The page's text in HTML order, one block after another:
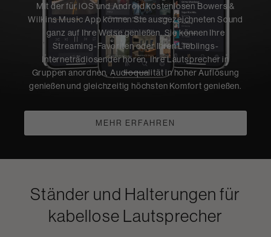
Mit der für iOS und Android kostenlosen Bowers &
Wilkins Music App können Sie ausgezeichneten Sound
ganz auf Ihre Weise genießen. Sie können Ihre
Streaming-Favoriten oder Ihren Lieblings-
Internetradiosender hören, Ihre Lautsprecher in
Gruppen anordnen, Audioqualität in hoher Auflösung
genießen und gleichzeitig höchsten Komfort genießen.
MEHR ERFAHREN
Ständer und Halterungen für
kabellose Lautsprecher